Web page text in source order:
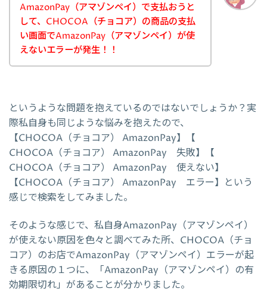
AmazonPay（アマゾンペイ）で支払おうと
して、CHOCOA（チョコア）の商品の支払
い画面でAmazonPay（アマゾンペイ）が使
えないエラーが発生！！
というような問題を抱えているのではないでしょうか？実
際私自身も同じような悩みを抱えたので、
【CHOCOA（チョコア） AmazonPay】【
CHOCOA（チョコア） AmazonPay 失敗】【
CHOCOA（チョコア） AmazonPay 使えない】
【CHOCOA（チョコア） AmazonPay エラー】という
感じで検索をしてみました。
そのような感じで、私自身AmazonPay（アマゾンペイ）
が使えない原因を色々と調べてみた所、CHOCOA（チョ
コア）のお店でAmazonPay（アマゾンペイ）エラーが起
きる原因の１つに、「AmazonPay（アマゾンペイ）の有
効期限切れ」があることが分かりました。